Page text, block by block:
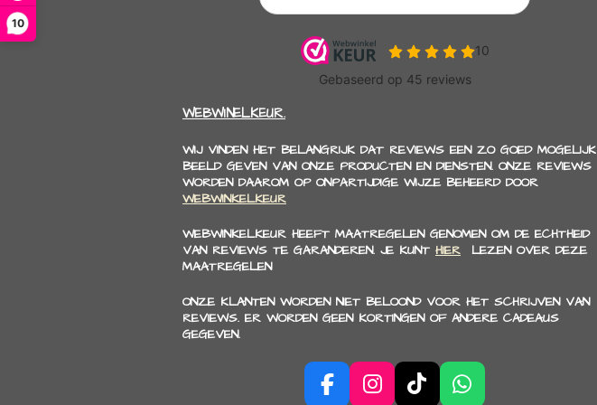
10
WEBWINELKEUR.
WIJ VINDEN HET BELANGRIJK DAT REVIEWS EEN ZO GOED MOGELIJK
BEELD GEVEN VAN ONZE PRODUCTEN EN DIENSTEN. ONZE REVIEWS
WORDEN DAAROM OP ONPARTIJDIGE WIJZE BEHEERD DOOR
WEBWINKELKEUR
WEBWINKELKEUR HEEFT MAATREGELEN GENOMEN OM DE ECHTHEID
VAN REVIEWS TE GARANDEREN. JE KUNT HIER LEZEN OVER DEZE
MAATREGELEN
ONZE KLANTEN WORDEN NIET BELOOND VOOR HET SCHRIJVEN VAN
REVIEWS. ER WORDEN GEEN KORTINGEN OF ANDERE CADEAUS
GEGEVEN.
F I T W